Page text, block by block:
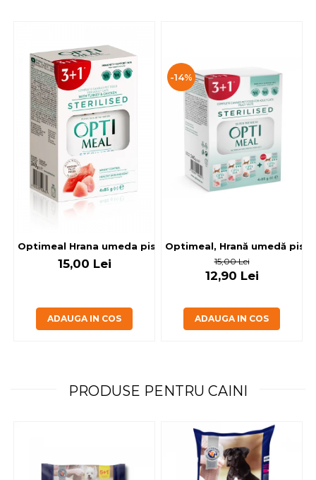
Optimeal Hrana umeda pisici
15,00 Lei
ADAUGA IN COS
-14%
Optimeal, Hrană umedă
15,00 Lei
12,90 Lei
ADAUGA IN COS
PRODUSE PENTRU CAINI